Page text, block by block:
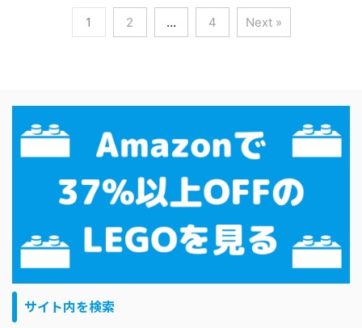
1 2 … 4 Next »
サイト内を検索